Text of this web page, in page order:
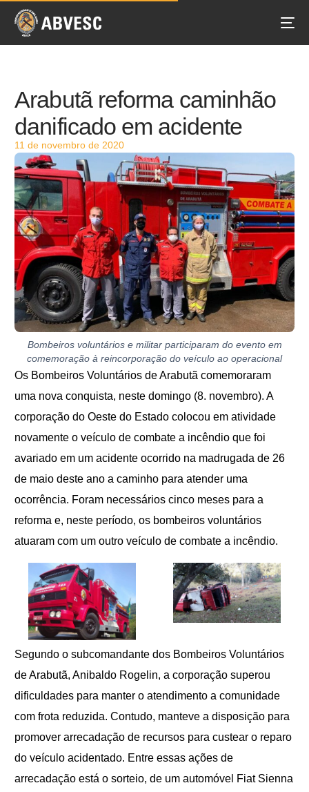
Arabutã reforma caminhão
danificado em acidente
11 de novembro de 2020
Bombeiros voluntários e militar participaram do evento em
comemoração à reincorporação do veículo ao operacional
Os Bombeiros Voluntários de Arabutã comemoraram
uma nova conquista, neste domingo (8. novembro). A
corporação do Oeste do Estado colocou em atividade
novamente o veículo de combate a incêndio que foi
avariado em um acidente ocorrido na madrugada de 26
de maio deste ano a caminho para atender uma
ocorrência. Foram necessários cinco meses para a
reforma e, neste período, os bombeiros voluntários
atuaram com um outro veículo de combate a incêndio.
Segundo o subcomandante dos Bombeiros Voluntários
de Arabutã, Anibaldo Rogelin, a corporação superou
dificuldades para manter o atendimento a comunidade
com frota reduzida. Contudo, manteve a disposição para
promover arrecadação de recursos para custear o reparo
do veículo acidentado. Entre essas ações de
arrecadação está o sorteio, de um automóvel Fiat Sienna